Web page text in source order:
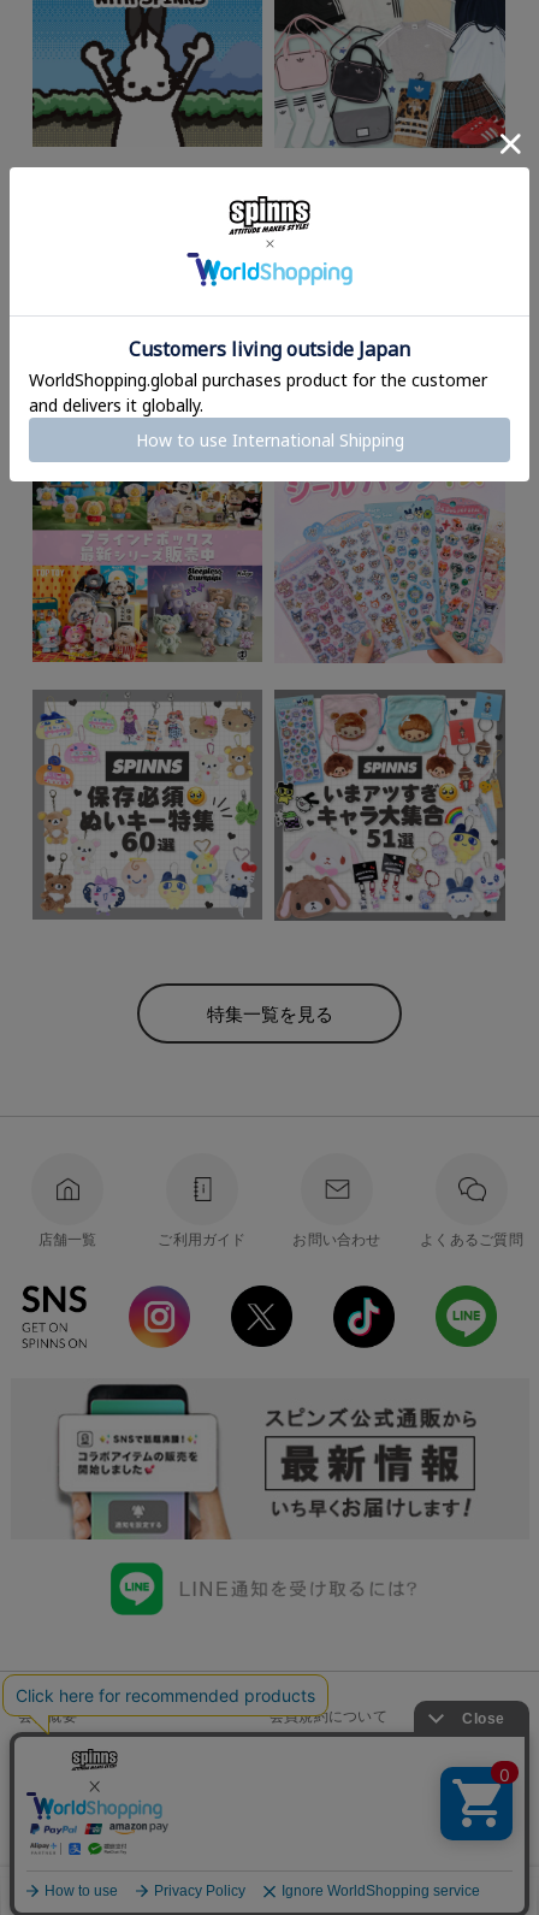
特集一覧を見る
店舗一覧 ご利用ガイド お問い合わせ よくあるご質問
会社概要 会員規約について
店舗一覧
特定商取引法に基づく表示
お問い合わせ
Copyright©SPINNS All Right Reserved.
メニュー お気に入り ログイン 見た商品 カート